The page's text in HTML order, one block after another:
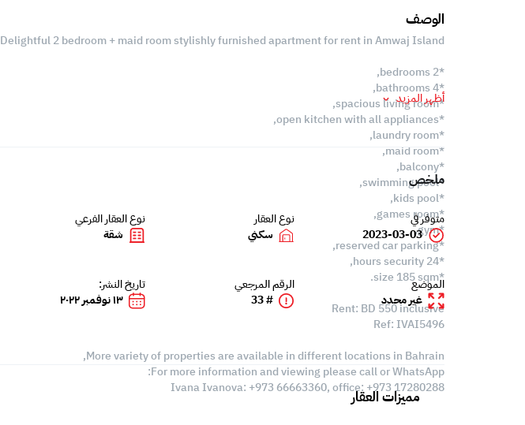
الوصف
Delightful 2 bedroom + maid room stylishly furnished apartment for rent in Amwaj Island.
*2 bedrooms,
*4 bathrooms,
*spacious living room,
*open kitchen with all appliances,
*laundry room,
*maid room,
*balcony,
*swimming pool,
*kids pool,
*games room,
*gym,
*reserved car parking,
*24 hours security,
*size 185 sqm.
Rent: BD 550 inclusive
Ref: IVAI5496
More variety of properties are available in different locations in Bahrain,
For more information and viewing please call or WhatsApp:
Ivana Ivanova: +973 66663360, office: +973 17280288
أظهر المزيد
ملخص
متوفر في
2023-03-03
نوع العقار
سكني
نوع العقار الفرعي
شقة
الموضع
غير محدد
الرقم المرجعي
# 33
تاريخ النشر:
١٣ نوفمبر ٢٠٢٢
مميزات العقار